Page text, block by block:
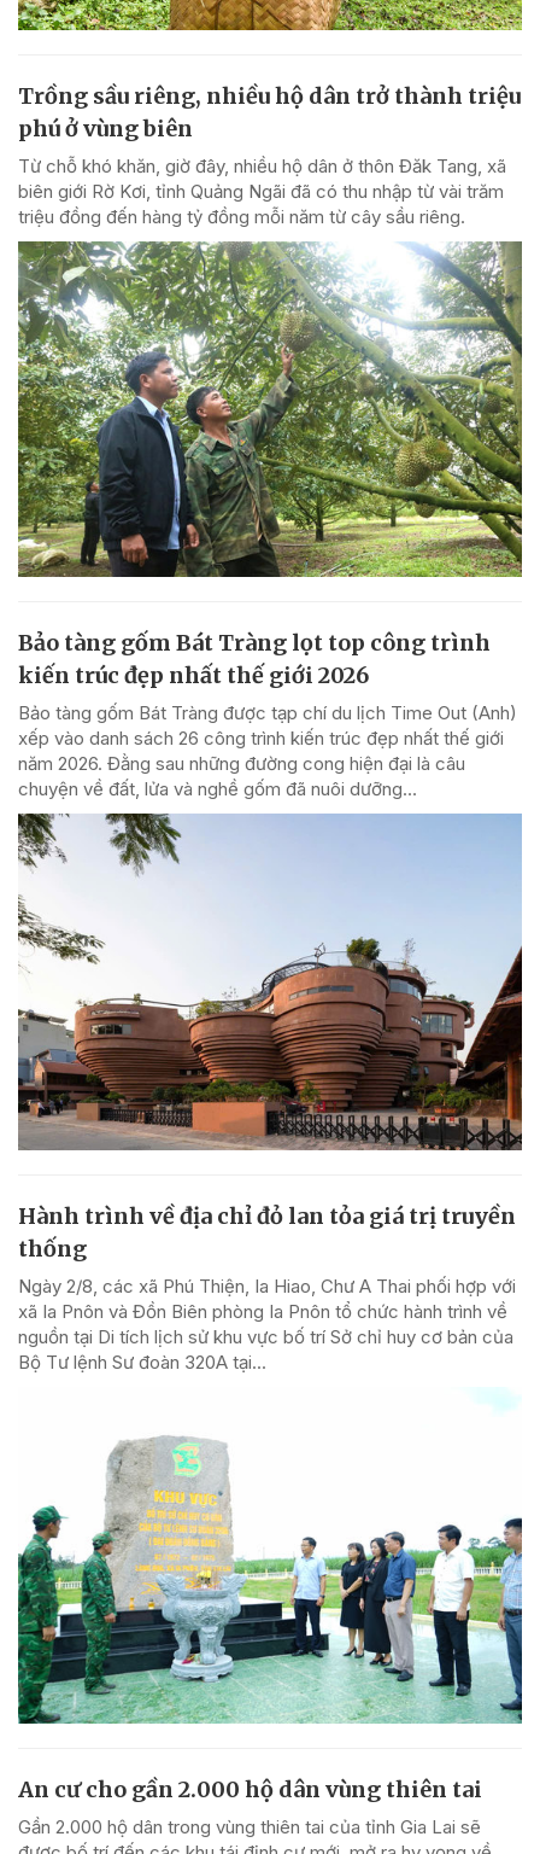
Trồng sầu riêng, nhiều hộ dân trở thành triệu
phú ở vùng biên
Từ chỗ khó khăn, giờ đây, nhiều hộ dân ở thôn Đăk Tang, xã
biên giới Rờ Kơi, tỉnh Quảng Ngãi đã có thu nhập từ vài trăm
triệu đồng đến hàng tỷ đồng mỗi năm từ cây sầu riêng.
Bảo tàng gốm Bát Tràng lọt top công trình
kiến trúc đẹp nhất thế giới 2026
Bảo tàng gốm Bát Tràng được tạp chí du lịch Time Out (Anh)
xếp vào danh sách 26 công trình kiến trúc đẹp nhất thế giới
năm 2026. Đằng sau những đường cong hiện đại là câu
chuyện về đất, lửa và nghề gốm đã nuôi dưỡng...
Hành trình về địa chỉ đỏ lan tỏa giá trị truyền
thống
Ngày 2/8, các xã Phú Thiện, Ia Hiao, Chư A Thai phối hợp với
xã Ia Pnôn và Đồn Biên phòng Ia Pnôn tổ chức hành trình về
nguồn tại Di tích lịch sử khu vực bố trí Sở chỉ huy cơ bản của
Bộ Tư lệnh Sư đoàn 320A tại...
An cư cho gần 2.000 hộ dân vùng thiên tai
Gần 2.000 hộ dân trong vùng thiên tai của tỉnh Gia Lai sẽ